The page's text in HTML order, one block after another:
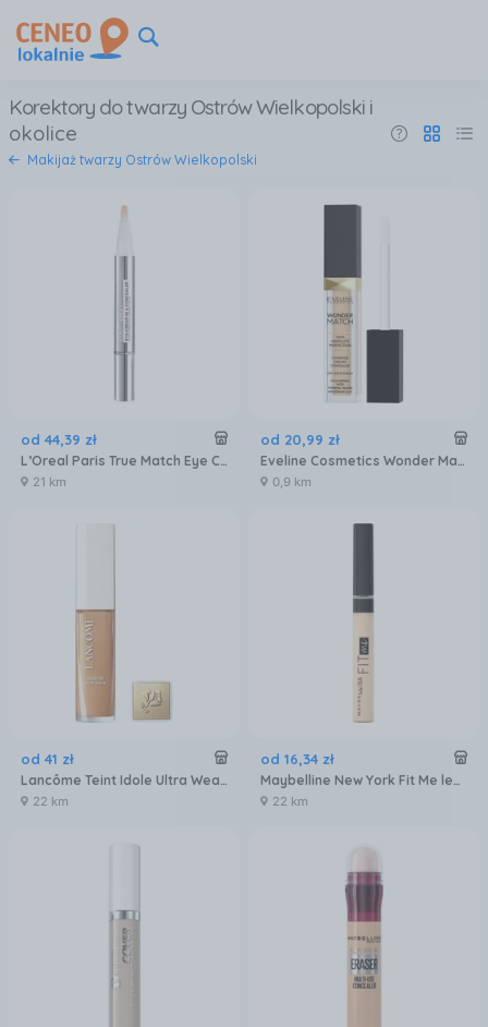
Korektory do twarzy Ostrów Wielkopolski i
okolice
Makijaż twarzy Ostrów Wielkopolski
od 44,39 zł
L’Oreal Paris True Match Eye Cream in a Concealer korektor 3-5,5 R/C 2ml
21 km
od 20,99 zł
Eveline Cosmetics Wonder Match Korektor Do Twarzy 10 Light Vanilla 7ml
0,9 km
od 41 zł
Lancôme Teint Idole Ultra Wear Skin-Glow Korektor Z Efektem Rozjaśniającym 405W 13 Ml
22 km
od 16,34 zł
Maybelline New York Fit Me lekki korektor do twarzy 10 Light 6,8ml
22 km